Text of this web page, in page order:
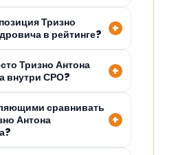
Тризно
в рейтинге?
Тризно Антона
внутри СРО?
сравнивать
Антона